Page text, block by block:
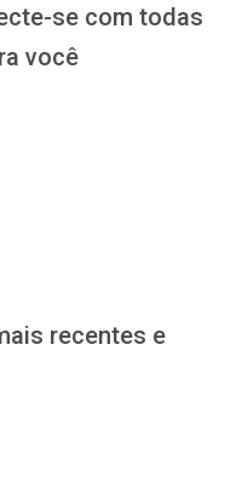
se com todas
você
recentes e